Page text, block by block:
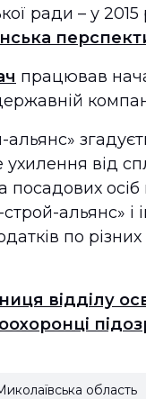
ради – у 2015
працював
від
посадових
альянс»
по
відділу
область